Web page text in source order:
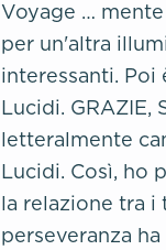
Voyage …
per un'altra
interessanti. Poi
Lucidi. GRAZIE,
letteralmente
Lucidi. Così, ho
la relazione tra i
perseveranza